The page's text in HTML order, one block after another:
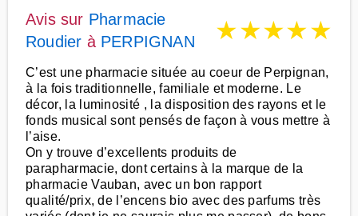
Avis sur Pharmacie
Roudier à PERPIGNAN ★★★★★
C’est une pharmacie située au coeur de Perpignan,
à la fois traditionnelle, familiale et moderne. Le
décor, la luminosité , la disposition des rayons et le
fonds musical sont pensés de façon à vous mettre à
l’aise.
On y trouve d’excellents produits de
parapharmacie, dont certains à la marque de la
pharmacie Vauban, avec un bon rapport
qualité/prix, de l’encens bio avec des parfums très